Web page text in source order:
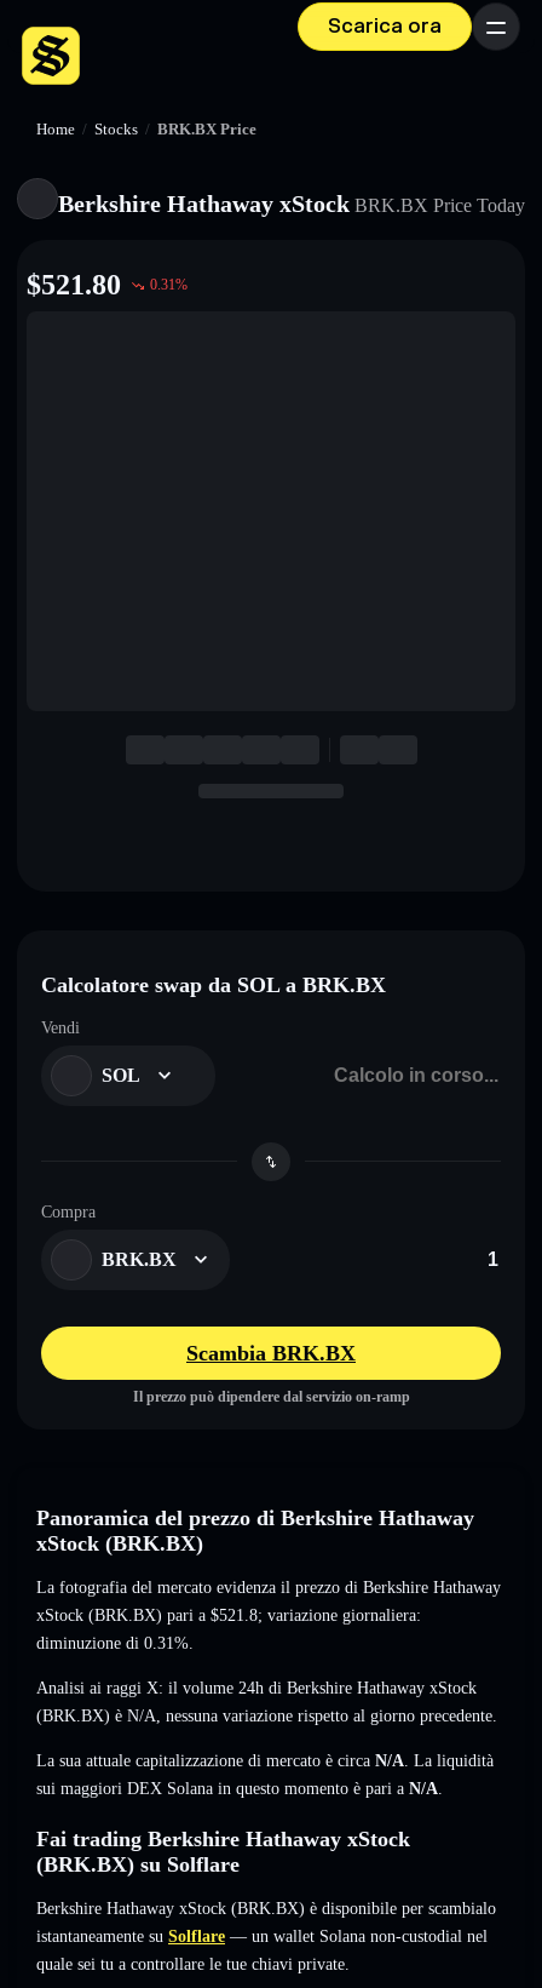
Scarica ora Menu
Home / Stocks / BRK.BX Price
Berkshire Hathaway xStock BRK.BX Price Today
$521.80 0.31%
Calcolatore swap da SOL a BRK.BX
Vendi
SOL
Compra
BRK.BX
Scambia BRK.BX
Il prezzo può dipendere dal servizio on-ramp
Panoramica del prezzo di Berkshire Hathaway
xStock (BRK.BX)
La fotografia del mercato evidenza il prezzo di Berkshire Hathaway
xStock (BRK.BX) pari a $521.8; variazione giornaliera:
diminuzione di 0.31%.
Analisi ai raggi X: il volume 24h di Berkshire Hathaway xStock
(BRK.BX) è N/A, nessuna variazione rispetto al giorno precedente.
La sua attuale capitalizzazione di mercato è circa N/A. La liquidità
sui maggiori DEX Solana in questo momento è pari a N/A.
Fai trading Berkshire Hathaway xStock
(BRK.BX) su Solflare
Berkshire Hathaway xStock (BRK.BX) è disponibile per scambialo
istantaneamente su Solflare — un wallet Solana non-custodial nel
quale sei tu a controllare le tue chiavi private.